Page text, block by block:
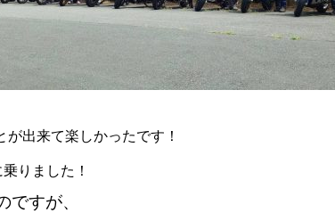
出来て楽しかったです！
乗りました！
ですが、